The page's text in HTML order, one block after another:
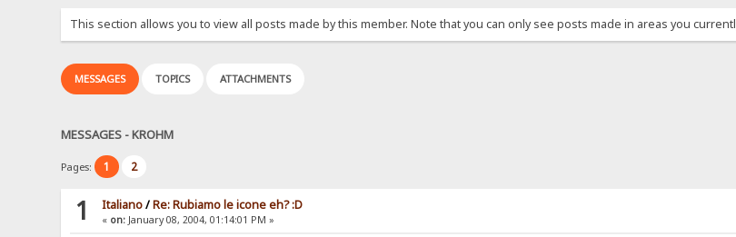
This section allows you to view all posts made by this member. Note that you can only see posts made in areas you
MESSAGES TOPICS ATTACHMENTS
MESSAGES - KROHM
Pages: 1 2
1 Italiano/Re: Rubiamo le icone eh? :D
« on: January 08, 2004, 01:14:01 PM »